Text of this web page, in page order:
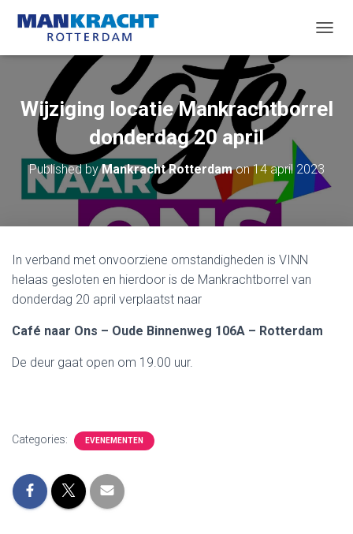
O
E
G
Wijziging locatie Mankrachtborrel
donderdag 20 april
Published byMankracht Rotterdamon14 april 2023
In verband met onvoorziene omstandigheden is VINN
helaas gesloten en hierdoor is de Mankrachtborrel van
donderdag 20 april verplaatst naar
Café naar Ons – Oude Binnenweg 106A – Rotterdam
De deur gaat open om 19.00 uur.
Categories: EVENEMENTEN